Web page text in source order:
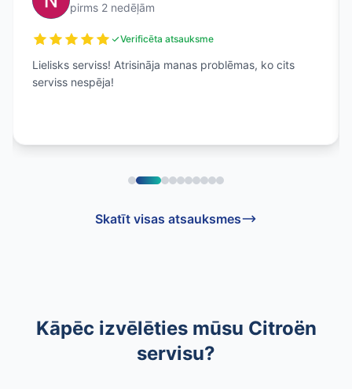
pirms 2 nedēļām
Verificēta atsauksme
Lielisks serviss! Atrisināja manas problēmas, ko cits
serviss nespēja!
Skatīt visas atsauksmes
Kāpēc izvēlēties mūsu Citroën
servisu?